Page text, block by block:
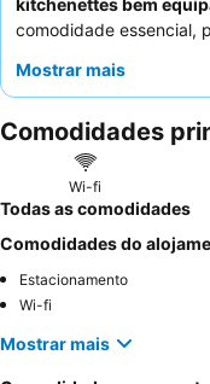
kitchenettes bem
comodidade essencial,
consistentemente a
confortável, considere
um quarto longe da rua
Mostrar mais
Comodidades
Wi-fi
Todas as comodidades
Comodidades do
Estacionamento
Wi-fi
Mostrar mais